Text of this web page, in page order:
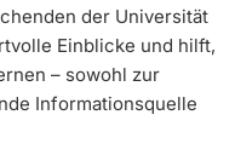
der Universität
Einblicke und hilft,
– sowohl zur
Informationsquelle